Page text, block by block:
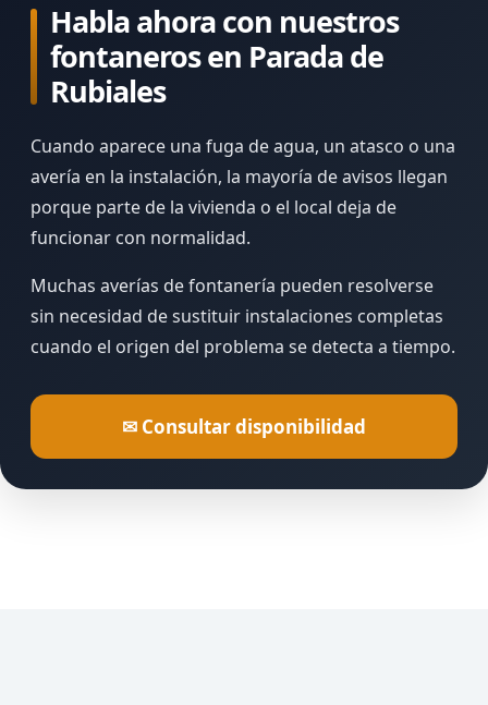
Habla ahora con nuestros
fontaneros en Parada de
Rubiales
Cuando aparece una fuga de agua, un atasco o una
avería en la instalación, la mayoría de avisos llegan
porque parte de la vivienda o el local deja de
funcionar con normalidad.
Muchas averías de fontanería pueden resolverse
sin necesidad de sustituir instalaciones completas
cuando el origen del problema se detecta a tiempo.
✉ Consultar disponibilidad